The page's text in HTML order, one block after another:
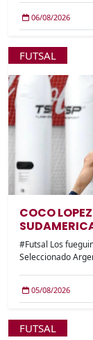
06/08/2026
FUTSAL
COCO
#Futsal Los
Seleccionado
05/08/2026
FUTSAL